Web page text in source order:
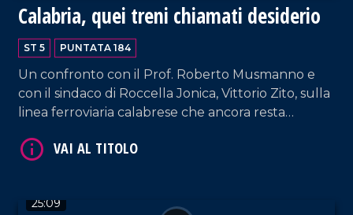
Calabria, quei treni chiamati desiderio
ST 5 PUNTATA 184
Un confronto con il Prof. Roberto Musmanno e
con il sindaco di Roccella Jonica, Vittorio Zito, sulla
linea ferroviaria calabrese che ancora resta
25:09
VAI AL TITOLO